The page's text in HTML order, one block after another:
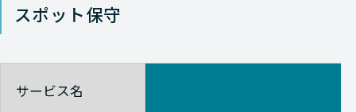
スポット保守
サービス名